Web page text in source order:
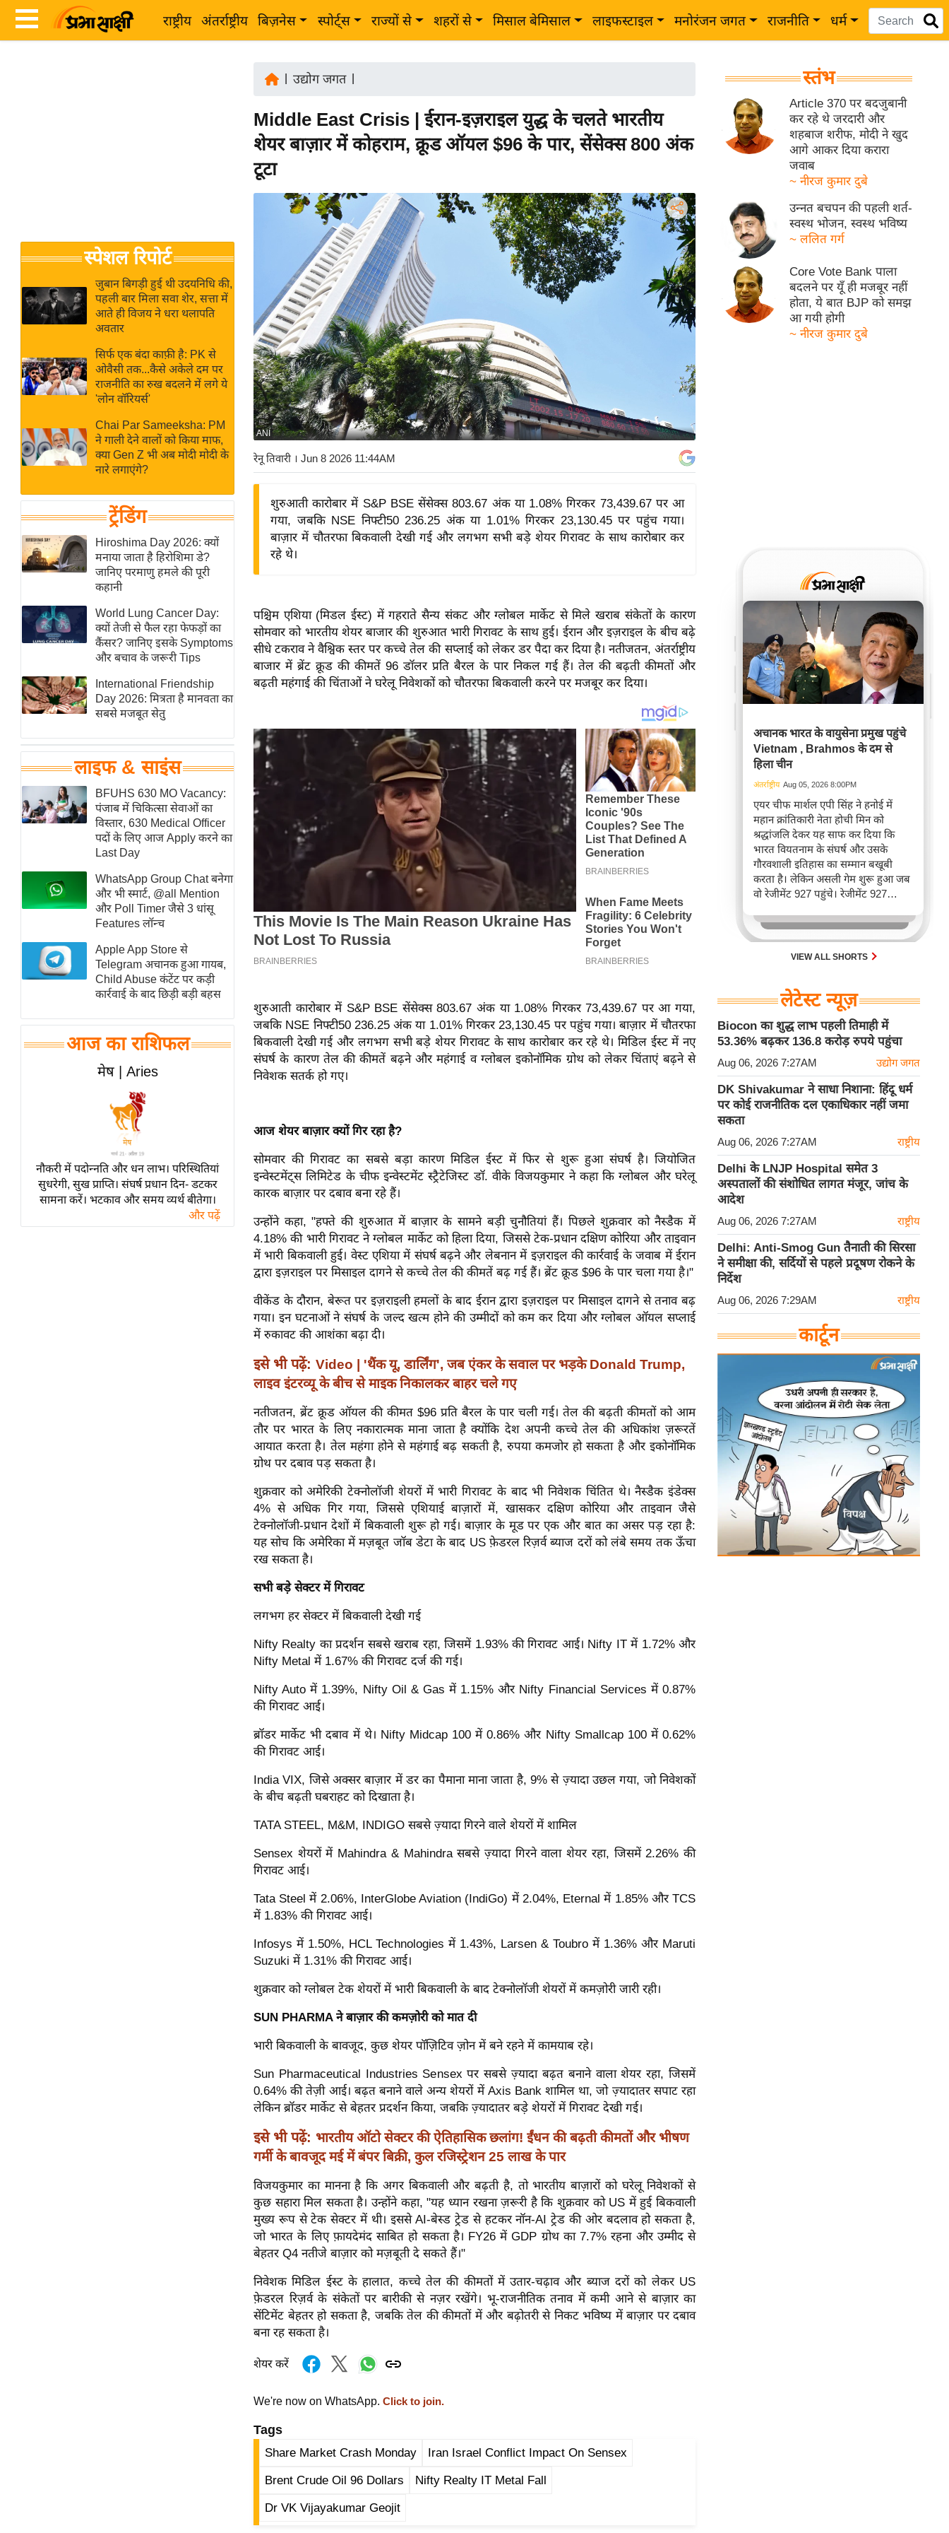
राष्ट्रीय अंतर्राष्ट्रीय बिज़नेस स्पोर्ट्स राज्यों से शहरों से मिसाल बेमिसाल लाइफस्टाइल मनोरंजन जगत राजनीति धर्म
Breaking
News in
Hindi
Hindi
Hindi
जगत
राय
बजट
क्रिकेट
IPL
ई-पेपर
मिसाल बेमिसाल
यंग इंडिया
साहित्य जगत
ऑटो वर्ल्ड
न्यूज ब्रीफ
बॉलीवुड
हॉलीवुड
फिल्म समीक्षा
Breaking
News
टेक्नॉलॉजी
ब्यूटी/फैशन
घरेलू नुस्खे
पर्यटन स्थल
फिटनेस मंत्रा
रिलेशनशिप
राजनीति
विश्लेषण
समसामयिक
मातृभूमि
स्तंभ
आई.
चाय पर
समीक्षा
धर्मस्थल
व्रत
स्पेशल रिपोर्ट
जुबान बिगड़ी हुई थी उदयनिधि की,
पहली बार मिला सवा शेर, सत्ता में
आते ही विजय ने धरा थलापति
अवतार
सिर्फ एक बंदा काफ़ी है: PK से
ओवैसी तक...कैसे अकेले दम पर
राजनीति का रुख बदलने में लगे ये
'लोन वॉरियर्स'
Chai Par Sameeksha: PM
ने गाली देने वालों को किया माफ,
क्या Gen Z भी अब मोदी मोदी के
नारे लगाएंगे?
ट्रेंडिंग
Hiroshima Day 2026: क्यों
मनाया जाता है हिरोशिमा डे?
जानिए परमाणु हमले की पूरी
कहानी
World Lung Cancer Day:
क्यों तेजी से फैल रहा फेफड़ों का
कैंसर? जानिए इसके Symptoms
और बचाव के जरूरी Tips
International Friendship
Day 2026: मित्रता है मानवता का
सबसे मजबूत सेतु
लाइफ & साइंस
BFUHS 630 MO Vacancy:
पंजाब में चिकित्सा सेवाओं का
विस्तार, 630 Medical Officer
पदों के लिए आज Apply करने का
Last Day
WhatsApp Group Chat बनेगा
और भी स्मार्ट, @all Mention
और Poll Timer जैसे 3 धांसू
Features लॉन्च
Apple App Store से
Telegram अचानक हुआ गायब,
Child Abuse कंटेंट पर कड़ी
कार्रवाई के बाद छिड़ी बड़ी बहस
आज का राशिफल
मेष | Aries
नौकरी में पदोन्नति और धन लाभ। परिस्थितियां
सुधरेगी, सुख प्राप्ति। संघर्ष प्रधान दिन- डटकर
सामना करें। भटकाव और समय व्यर्थ बीतेगा।
और पढ़ें
उद्योग जगत|
Middle East Crisis | ईरान-इज़राइल युद्ध के चलते भारतीय
शेयर बाज़ार में कोहराम, क्रूड ऑयल $96 के पार, सेंसेक्स 800 अंक
टूटा
ANI
रेनू तिवारी । Jun 8 2026 11:44AM
शुरुआती कारोबार में S&P BSE सेंसेक्स 803.67 अंक या 1.08% गिरकर 73,439.67 पर आ
गया, जबकि NSE निफ्टी50 236.25 अंक या 1.01% गिरकर 23,130.45 पर पहुंच गया।
बाज़ार में चौतरफा बिकवाली देखी गई और लगभग सभी बड़े शेयर गिरावट के साथ कारोबार कर
रहे थे।
पश्चिम एशिया (मिडल ईस्ट) में गहराते सैन्य संकट और ग्लोबल मार्केट से मिले खराब संकेतों के कारण
सोमवार को भारतीय शेयर बाजार की शुरुआत भारी गिरावट के साथ हुई। ईरान और इज़राइल के बीच बढ़े
सीधे टकराव ने वैश्विक स्तर पर कच्चे तेल की सप्लाई को लेकर डर पैदा कर दिया है। नतीजतन, अंतर्राष्ट्रीय
बाजार में ब्रेंट क्रूड की कीमतें 96 डॉलर प्रति बैरल के पार निकल गई हैं। तेल की बढ़ती कीमतों और
बढ़ती महंगाई की चिंताओं ने घरेलू निवेशकों को चौतरफा बिकवाली करने पर मजबूर कर दिया।
शुरुआती कारोबार में S&P BSE सेंसेक्स 803.67 अंक या 1.08% गिरकर 73,439.67 पर आ गया,
जबकि NSE निफ्टी50 236.25 अंक या 1.01% गिरकर 23,130.45 पर पहुंच गया।बाज़ार में चौतरफा
बिकवाली देखी गई और लगभग सभी बड़े शेयर गिरावट के साथ कारोबार कर रहे थे। मिडिल ईस्ट में नए
संघर्ष के कारण तेल की कीमतें बढ़ने और महंगाई व ग्लोबल इकोनॉमिक ग्रोथ को लेकर चिंताएं बढ़ने से
निवेशक सतर्क हो गए।
आज शेयर बाज़ार क्यों गिर रहा है?
सोमवार की गिरावट का सबसे बड़ा कारण मिडिल ईस्ट में फिर से शुरू हुआ संघर्ष है। जियोजित
इन्वेस्टमेंट्स लिमिटेड के चीफ इन्वेस्टमेंट स्ट्रैटेजिस्ट डॉ. वीके विजयकुमार ने कहा कि ग्लोबल और घरेलू
कारक बाज़ार पर दबाव बना रहे हैं।
उन्होंने कहा, "हफ्ते की शुरुआत में बाज़ार के सामने बड़ी चुनौतियां हैं। पिछले शुक्रवार को नैस्डैक में
4.18% की भारी गिरावट ने ग्लोबल मार्केट को हिला दिया, जिससे टेक-प्रधान दक्षिण कोरिया और ताइवान
में भारी बिकवाली हुई। वेस्ट एशिया में संघर्ष बढ़ने और लेबनान में इज़राइल की कार्रवाई के जवाब में ईरान
द्वारा इज़राइल पर मिसाइल दागने से कच्चे तेल की कीमतें बढ़ गई हैं। ब्रेंट क्रूड $96 के पार चला गया है।"
वीकेंड के दौरान, बेरूत पर इज़राइली हमलों के बाद ईरान द्वारा इज़राइल पर मिसाइल दागने से तनाव बढ़
गया। इन घटनाओं ने संघर्ष के जल्द खत्म होने की उम्मीदों को कम कर दिया और ग्लोबल ऑयल सप्लाई
में रुकावट की आशंका बढ़ा दी।
इसे भी पढ़ें: Video | 'थैंक यू, डार्लिंग', जब एंकर के सवाल पर भड़के Donald Trump,
लाइव इंटरव्यू के बीच से माइक निकालकर बाहर चले गए
नतीजतन, ब्रेंट क्रूड ऑयल की कीमत $96 प्रति बैरल के पार चली गई। तेल की बढ़ती कीमतों को आम
तौर पर भारत के लिए नकारात्मक माना जाता है क्योंकि देश अपनी कच्चे तेल की अधिकांश ज़रूरतें
आयात करता है। तेल महंगा होने से महंगाई बढ़ सकती है, रुपया कमजोर हो सकता है और इकोनॉमिक
ग्रोथ पर दबाव पड़ सकता है।
शुक्रवार को अमेरिकी टेक्नोलॉजी शेयरों में भारी गिरावट के बाद भी निवेशक चिंतित थे। नैस्डैक इंडेक्स
4% से अधिक गिर गया, जिससे एशियाई बाज़ारों में, खासकर दक्षिण कोरिया और ताइवान जैसे
टेक्नोलॉजी-प्रधान देशों में बिकवाली शुरू हो गई। बाज़ार के मूड पर एक और बात का असर पड़ रहा है:
यह सोच कि अमेरिका में मज़बूत जॉब डेटा के बाद US फ़ेडरल रिज़र्व ब्याज दरों को लंबे समय तक ऊँचा
रख सकता है।
सभी बड़े सेक्टर में गिरावट
लगभग हर सेक्टर में बिकवाली देखी गई
Nifty Realty का प्रदर्शन सबसे खराब रहा, जिसमें 1.93% की गिरावट आई। Nifty IT में 1.72% और
Nifty Metal में 1.67% की गिरावट दर्ज की गई।
Nifty Auto में 1.39%, Nifty Oil & Gas में 1.15% और Nifty Financial Services में 0.87%
की गिरावट आई।
ब्रॉडर मार्केट भी दबाव में थे। Nifty Midcap 100 में 0.86% और Nifty Smallcap 100 में 0.62%
की गिरावट आई।
India VIX, जिसे अक्सर बाज़ार में डर का पैमाना माना जाता है, 9% से ज़्यादा उछल गया, जो निवेशकों
के बीच बढ़ती घबराहट को दिखाता है।
TATA STEEL, M&M, INDIGO सबसे ज़्यादा गिरने वाले शेयरों में शामिल
Sensex शेयरों में Mahindra & Mahindra सबसे ज़्यादा गिरने वाला शेयर रहा, जिसमें 2.26% की
गिरावट आई।
Tata Steel में 2.06%, InterGlobe Aviation (IndiGo) में 2.04%, Eternal में 1.85% और TCS
में 1.83% की गिरावट आई।
Infosys में 1.50%, HCL Technologies में 1.43%, Larsen & Toubro में 1.36% और Maruti
Suzuki में 1.31% की गिरावट आई।
शुक्रवार को ग्लोबल टेक शेयरों में भारी बिकवाली के बाद टेक्नोलॉजी शेयरों में कमज़ोरी जारी रही।
SUN PHARMA ने बाज़ार की कमज़ोरी को मात दी
भारी बिकवाली के बावजूद, कुछ शेयर पॉज़िटिव ज़ोन में बने रहने में कामयाब रहे।
Sun Pharmaceutical Industries Sensex पर सबसे ज़्यादा बढ़त बनाने वाला शेयर रहा, जिसमें
0.64% की तेज़ी आई। बढ़त बनाने वाले अन्य शेयरों में Axis Bank शामिल था, जो ज़्यादातर सपाट रहा
लेकिन ब्रॉडर मार्केट से बेहतर प्रदर्शन किया, जबकि ज़्यादातर बड़े शेयरों में गिरावट देखी गई।
इसे भी पढ़ें: भारतीय ऑटो सेक्टर की ऐतिहासिक छलांग! ईंधन की बढ़ती कीमतों और भीषण
गर्मी के बावजूद मई में बंपर बिक्री, कुल रजिस्ट्रेशन 25 लाख के पार
विजयकुमार का मानना ​​है कि अगर बिकवाली और बढ़ती है, तो भारतीय बाज़ारों को घरेलू निवेशकों से
कुछ सहारा मिल सकता है। उन्होंने कहा, "यह ध्यान रखना ज़रूरी है कि शुक्रवार को US में हुई बिकवाली
मुख्य रूप से टेक सेक्टर में थी। इससे AI-बेस्ड ट्रेड से हटकर नॉन-AI ट्रेड की ओर बदलाव हो सकता है,
जो भारत के लिए फ़ायदेमंद साबित हो सकता है। FY26 में GDP ग्रोथ का 7.7% रहना और उम्मीद से
बेहतर Q4 नतीजे बाज़ार को मज़बूती दे सकते हैं।"
निवेशक मिडिल ईस्ट के हालात, कच्चे तेल की कीमतों में उतार-चढ़ाव और ब्याज दरों को लेकर US
फ़ेडरल रिज़र्व के संकेतों पर बारीकी से नज़र रखेंगे। भू-राजनीतिक तनाव में कमी आने से बाज़ार का
सेंटिमेंट बेहतर हो सकता है, जबकि तेल की कीमतों में और बढ़ोतरी से निकट भविष्य में बाज़ार पर दबाव
बना रह सकता है।
शेयर करें
We're now on WhatsApp. Click to join.
Tags
Share Market Crash Monday Iran Israel Conflict Impact On Sensex
Brent Crude Oil 96 Dollars Nifty Realty IT Metal Fall
Dr VK Vijayakumar Geojit
स्तंभ
Article 370 पर बदजुबानी
कर रहे थे जरदारी और
शहबाज शरीफ, मोदी ने खुद
आगे आकर दिया करारा
जवाब
~ नीरज कुमार दुबे
उन्नत बचपन की पहली शर्त-
स्वस्थ भोजन, स्वस्थ भविष्य
~ ललित गर्ग
Core Vote Bank पाला
बदलने पर यूँ ही मजबूर नहीं
होता, ये बात BJP को समझ
आ गयी होगी
~ नीरज कुमार दुबे
अचानक भारत के वायुसेना प्रमुख पहुंचे
Vietnam , Brahmos के दम से
हिला चीन
अंतर्राष्ट्रीय Aug 05, 2026 8:00PM
एयर चीफ मार्शल एपी सिंह ने हनोई में
महान क्रांतिकारी नेता होची मिन को
श्रद्धांजलि देकर यह साफ कर दिया कि
भारत वियतनाम के संघर्ष और उसके
गौरवशाली इतिहास का सम्मान बखूबी
करता है। लेकिन असली गेम शुरू हुआ जब
वो रेजीमेंट 927 पहुंचे। रेजीमेंट 927
एयर चीफ ने सीधे वियतनामी फाइटर
पायलट से बातचीत की। वियतनाम भी सुई
30 एम के भी उड़ाता है और भारत के पास
VIEW ALL SHORTS
लेटेस्ट न्यूज़
Biocon का शुद्ध लाभ पहली तिमाही में
53.36% बढ़कर 136.8 करोड़ रुपये पहुंचा
Aug 06, 2026 7:27AM उद्योग जगत
DK Shivakumar ने साधा निशाना: हिंदू धर्म
पर कोई राजनीतिक दल एकाधिकार नहीं जमा
सकता
Aug 06, 2026 7:27AM राष्ट्रीय
Delhi के LNJP Hospital समेत 3
अस्पतालों की संशोधित लागत मंजूर, जांच के
आदेश
Aug 06, 2026 7:27AM राष्ट्रीय
Delhi: Anti-Smog Gun तैनाती की सिरसा
ने समीक्षा की, सर्दियों से पहले प्रदूषण रोकने के
निर्देश
Aug 06, 2026 7:29AM राष्ट्रीय
कार्टून